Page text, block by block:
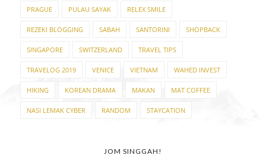
PRAGUE PULAU SAYAK RELEX SMILE
REZEKI BLOGGING SABAH SANTORINI SHOPBACK
SINGAPORE SWITZERLAND TRAVEL TIPS
TRAVELOG 2019 VENICE VIETNAM WAHED INVEST
HIKING KOREAN DRAMA MAKAN MAT COFFEE
NASI LEMAK CYBER RANDOM STAYCATION
JOM SINGGAH!